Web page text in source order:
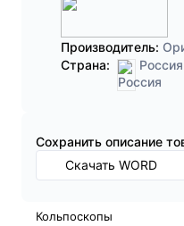
Производитель:
Страна:
Россия
Cохранить описание
Скачать WORD
Кольпоскопы